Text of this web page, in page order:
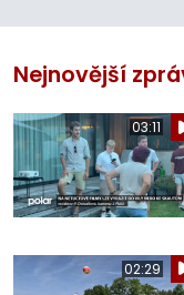
Nejnovější
03:11
02:29